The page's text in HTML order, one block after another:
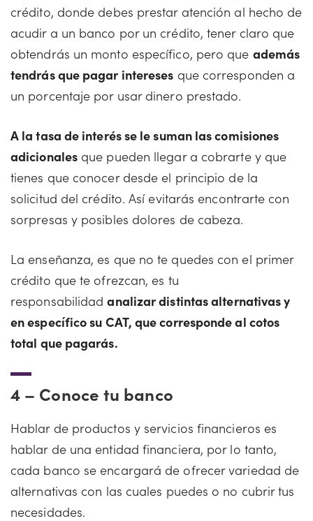
crédito, donde debes prestar atención al hecho de
acudir a un banco por un crédito, tener claro que
obtendrás un monto específico, pero que además
tendrás que pagar intereses que corresponden a
un porcentaje por usar dinero prestado.
A la tasa de interés se le suman las comisiones
adicionales que pueden llegar a cobrarte y que
tienes que conocer desde el principio de la
solicitud del crédito. Así evitarás encontrarte con
sorpresas y posibles dolores de cabeza.
La enseñanza, es que no te quedes con el primer
crédito que te ofrezcan, es tu
responsabilidadanalizar distintas alternativas y
en específico su CAT, que corresponde al cotos
total que pagarás.
4 – Conoce tu banco
Hablar de productos y servicios financieros es
hablar de una entidad financiera, por lo tanto,
cada banco se encargará de ofrecer variedad de
alternativas con las cuales puedes o no cubrir tus
necesidades.